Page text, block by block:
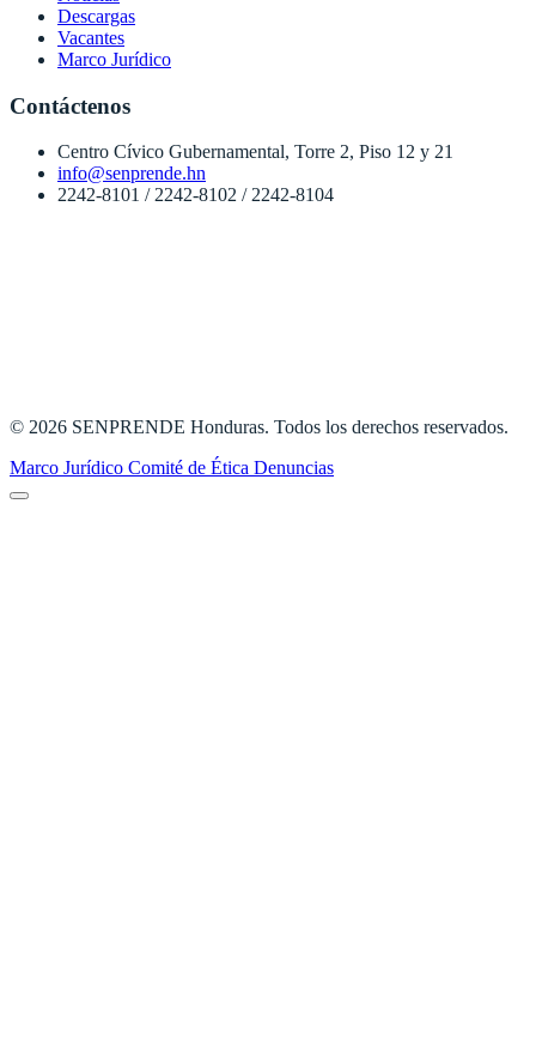
Descargas
Vacantes
Marco Jurídico
Contáctenos
Centro Cívico Gubernamental, Torre 2, Piso 12 y 21
info@senprende.hn
2242-8101 / 2242-8102 / 2242-8104
© 2026 SENPRENDE Honduras. Todos los derechos reservados.
Marco Jurídico Comité de Ética Denuncias